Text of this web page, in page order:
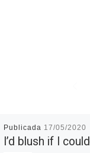
Publicada 17/05/2020
I’d blush if I could